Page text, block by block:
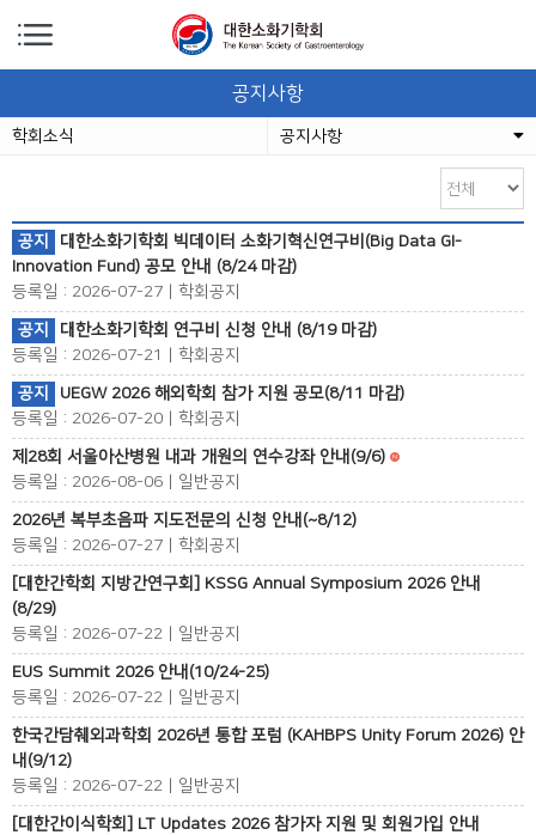
공지사항
학회소식 공지사항
공지
대한소화기학회 빅데이터 소화기혁신연구비(Big Data GI-
Innovation Fund) 공모 안내 (8/24 마감)
등록일 : 2026-07-27 | 학회공지
공지
대한소화기학회 연구비 신청 안내 (8/19 마감)
등록일 : 2026-07-21 | 학회공지
공지
UEGW 2026 해외학회 참가 지원 공모(8/11 마감)
등록일 : 2026-07-20 | 학회공지
제28회 서울아산병원 내과 개원의 연수강좌 안내(9/6)
등록일 : 2026-08-06 | 일반공지
2026년 복부초음파 지도전문의 신청 안내(~8/12)
등록일 : 2026-07-27 | 학회공지
[대한간학회 지방간연구회] KSSG Annual Symposium 2026 안내
(8/29)
등록일 : 2026-07-22 | 일반공지
EUS Summit 2026 안내(10/24-25)
등록일 : 2026-07-22 | 일반공지
한국간담췌외과학회 2026년 통합 포럼 (KAHBPS Unity Forum 2026) 안
내(9/12)
등록일 : 2026-07-22 | 일반공지
[대한간이식학회] LT Updates 2026 참가자 지원 및 회원가입 안내